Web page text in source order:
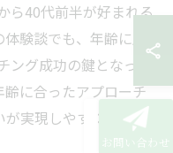
ら40代前半が好まれる
験談でも、年齢に応
グ成功の鍵となって
に合ったアプローチ
実現しやすくなりま
お問い合わせ